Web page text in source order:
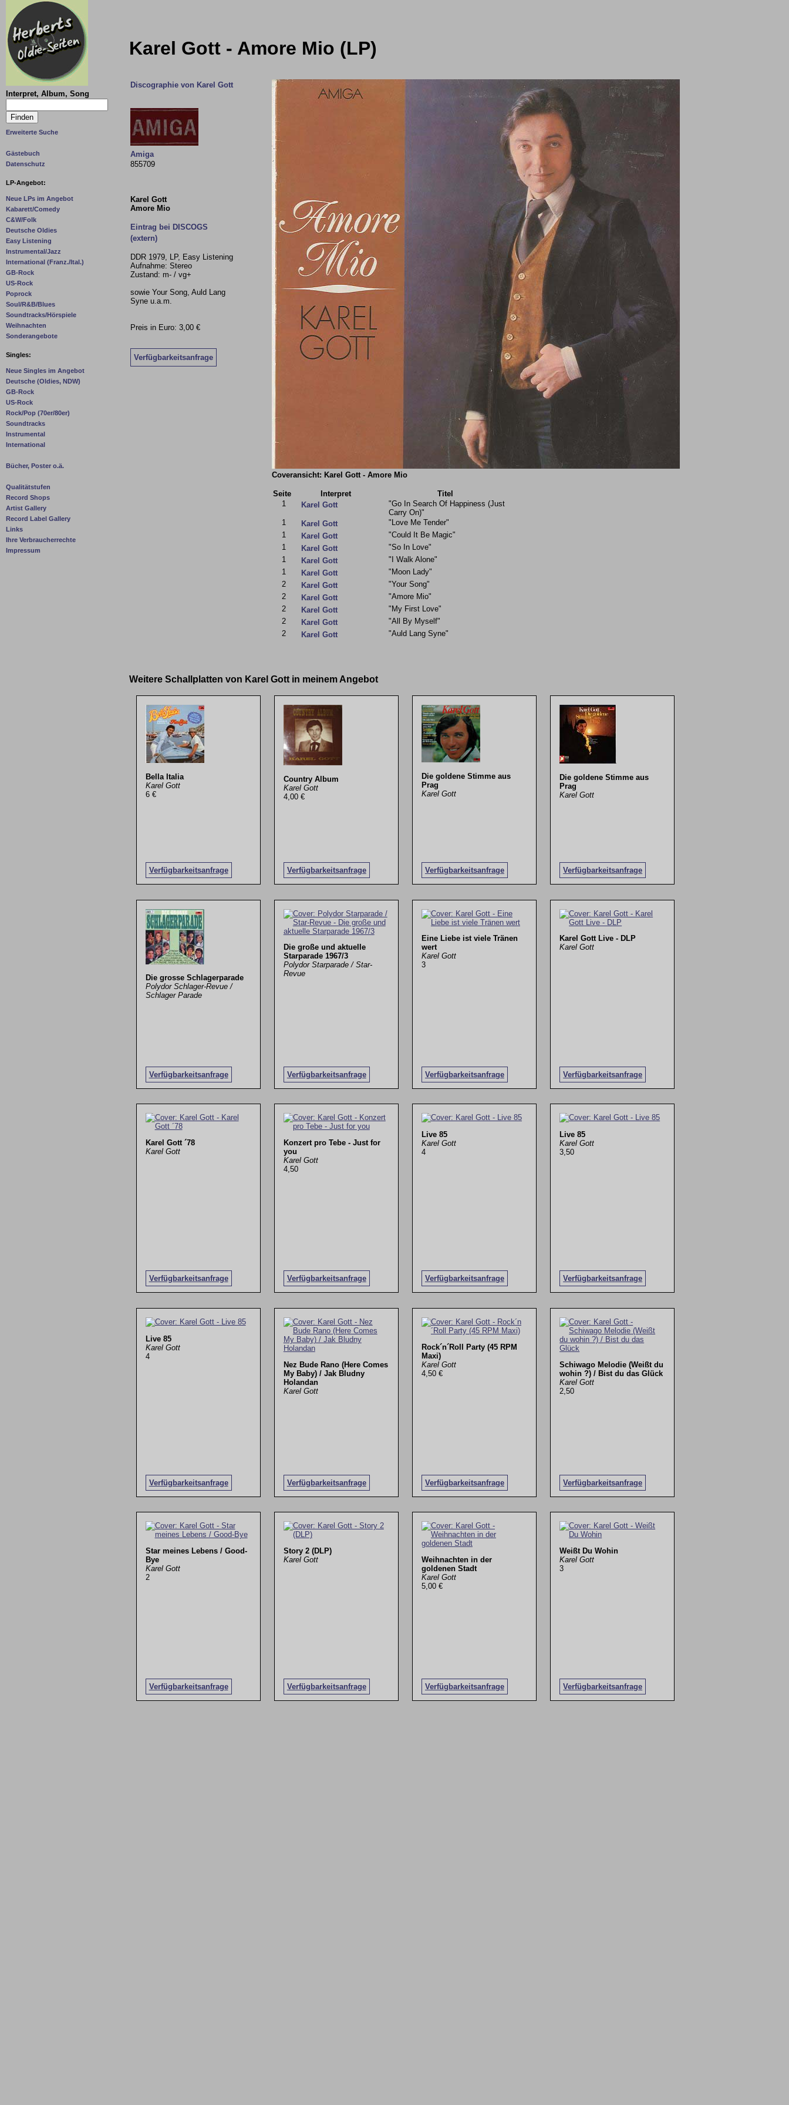
Interpret, Album, Song
Erweiterte Suche
Gästebuch
Datenschutz
LP-Angebot:
Neue LPs im Angebot
Kabarett/Comedy
C&W/Folk
Deutsche Oldies
Easy Listening
Instrumental/Jazz
International (Franz./Ital.)
GB-Rock
US-Rock
Poprock
Soul/R&B/Blues
Soundtracks/Hörspiele
Weihnachten
Sonderangebote
Singles:
Neue Singles im Angebot
Deutsche (Oldies, NDW)
GB-Rock
US-Rock
Rock/Pop (70er/80er)
Soundtracks
Instrumental
International
Bücher, Poster o.ä.
Qualitätstufen
Record Shops
Artist Gallery
Record Label Gallery
Links
Ihre Verbraucherrechte
Impressum
Karel Gott - Amore Mio (LP)
Discographie von Karel Gott
Amiga
855709
Karel Gott
Amore Mio
Eintrag bei DISCOGS
(extern)
DDR 1979, LP, Easy Listening
Aufnahme: Stereo
Zustand: m- / vg+
sowie Your Song, Auld Lang
Syne u.a.m.
Preis in Euro: 3,00 €
Verfügbarkeitsanfrage
Coveransicht: Karel Gott - Amore Mio
Seite Interpret
Titel
1
Karel Gott
"Go In Search Of Happiness (Just
Carry On)"
1
Karel Gott
"Love Me Tender"
1
Karel Gott
"Could It Be Magic"
1
Karel Gott
"So In Love"
1
Karel Gott
"I Walk Alone"
1
Karel Gott
"Moon Lady"
2
Karel Gott
"Your Song"
2
Karel Gott
"Amore Mio"
2
Karel Gott
"My First Love"
2
Karel Gott
"All By Myself"
2
Karel Gott "Auld Lang Syne"
Weitere Schallplatten von Karel Gott in meinem Angebot
Bella Italia
Karel Gott
6 €
Verfügbarkeitsanfrage
Country Album
Karel Gott
4,00 €
Verfügbarkeitsanfrage
Die goldene Stimme aus
Prag
Karel Gott
Verfügbarkeitsanfrage
Die goldene Stimme aus
Prag
Karel Gott
Verfügbarkeitsanfrage
Die grosse Schlagerparade
Polydor Schlager-Revue /
Schlager Parade
Verfügbarkeitsanfrage
Die große und aktuelle
Starparade 1967/3
Polydor Starparade / Star-
Revue
Verfügbarkeitsanfrage
Eine Liebe ist viele Tränen
wert
Karel Gott
3
Verfügbarkeitsanfrage
Karel Gott Live - DLP
Karel Gott
Verfügbarkeitsanfrage
Karel Gott ´78
Karel Gott
Verfügbarkeitsanfrage
Konzert pro Tebe - Just for
you
Karel Gott
4,50
Verfügbarkeitsanfrage
Live 85
Karel Gott
4
Verfügbarkeitsanfrage
Live 85
Karel Gott
3,50
Verfügbarkeitsanfrage
Live 85
Karel Gott
4
Verfügbarkeitsanfrage
Nez Bude Rano (Here Comes
My Baby) / Jak Bludny
Holandan
Karel Gott
Verfügbarkeitsanfrage
Rock´n´Roll Party (45 RPM
Maxi)
Karel Gott
4,50 €
Verfügbarkeitsanfrage
Schiwago Melodie (Weißt du
wohin ?) / Bist du das Glück
Karel Gott
2,50
Verfügbarkeitsanfrage
Star meines Lebens / Good-
Bye
Karel Gott
2
Verfügbarkeitsanfrage
Story 2 (DLP)
Karel Gott
Verfügbarkeitsanfrage
Weihnachten in der
goldenen Stadt
Karel Gott
5,00 €
Verfügbarkeitsanfrage
Weißt Du Wohin
Karel Gott
3
Verfügbarkeitsanfrage